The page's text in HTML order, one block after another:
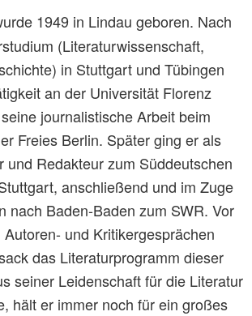
1949 in Lindau geboren. Nach
(Literaturwissenschaft,
in Stuttgart und Tübingen
an der Universität Florenz
journalistische Arbeit beim
Freies Berlin. Später ging er als
und Redakteur zum Süddeutschen
anschließend und im Zuge
nach Baden-Baden zum SWR. Vor
und Kritikergesprächen
das Literaturprogramm dieser
seiner Leidenschaft für die Literatur
hält er immer noch für ein großes